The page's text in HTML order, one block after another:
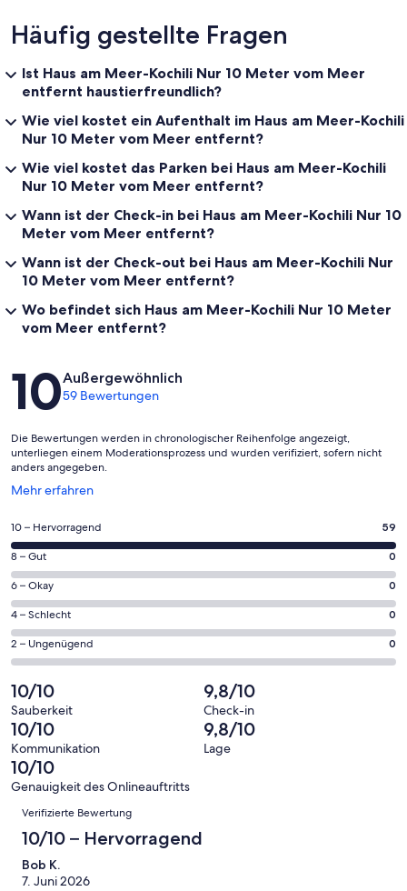
Häufig gestellte Fragen
Ist Haus am Meer-Kochili Nur 10 Meter vom Meer
entfernt haustierfreundlich?
Wie viel kostet ein Aufenthalt im Haus am Meer-Kochili
Nur 10 Meter vom Meer entfernt?
Wie viel kostet das Parken bei Haus am Meer-Kochili
Nur 10 Meter vom Meer entfernt?
Wann ist der Check-in bei Haus am Meer-Kochili Nur 10
Meter vom Meer entfernt?
Wann ist der Check-out bei Haus am Meer-Kochili Nur
10 Meter vom Meer entfernt?
Wo befindet sich Haus am Meer-Kochili Nur 10 Meter
vom Meer entfernt?
Bewertungen
10Außergewöhnlich
59 Bewertungen
Die Bewertungen werden in chronologischer Reihenfolge angezeigt,
unterliegen einem Moderationsprozess und wurden verifiziert, sofern nicht
anders angegeben.
Mehr erfahren
Wird
einem
neuen
Fenster
geöffnet
59
von
insgesamt
59
Gästebewertungen
haben
eine
Bewertung
von
10
-
Hervorragend
10 – Hervorragend 59
0
von
insgesamt
59
Gästebewertungen
haben
Bewertung
von
8
-
Gut
8 – Gut 0
0
von
insgesamt
59
Gästebewertungen
haben
eine
Bewertung
von
6
-
Okay
6 – Okay 0
0
von
insgesamt
Gästebewertungen
haben
eine
Bewertung
von
4
Schlecht
4 – Schlecht 0
0
von
insgesamt
59
Gästebewertungen
haben
eine
Bewertung
Ungenügend
2 – Ungenügend 0
10/10
Sauberkeit
9,8/10
Check-in
10/10
Kommunikation
9,8/10
Lage
10/10
Genauigkeit des Onlineauftritts
Bewertungen
Verifizierte Bewertung
10/10 – Hervorragend
Bob K.
7. Juni 2026